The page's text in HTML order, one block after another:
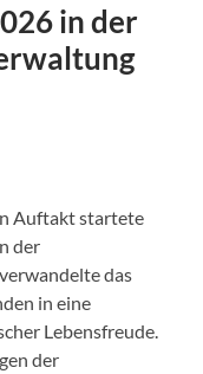
in der
Auftakt startete
der
das
in eine
Lebensfreude.
der